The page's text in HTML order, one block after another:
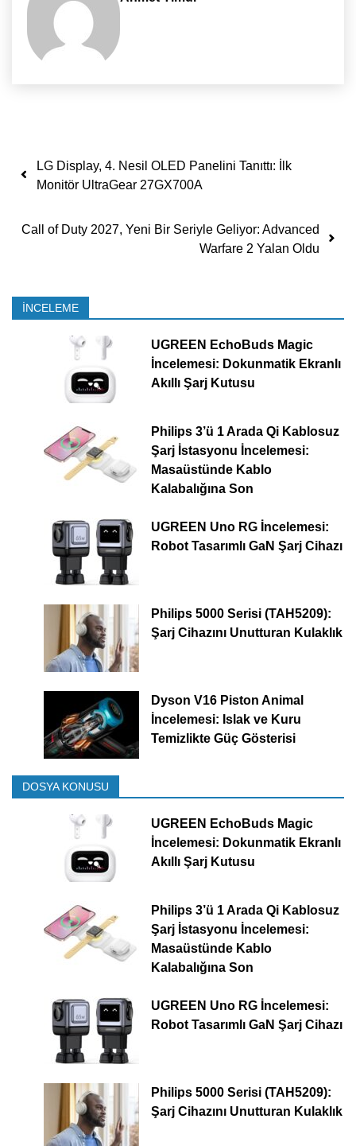
Yazı dolaşımı
LG Display, 4. Nesil OLED Panelini Tanıttı: İlk
Monitör UltraGear 27GX700A
Call of Duty 2027, Yeni Bir Seriyle Geliyor: Advanced
Warfare 2 Yalan Oldu
İNCELEME
UGREEN EchoBuds Magic
İncelemesi: Dokunmatik Ekranlı
Akıllı Şarj Kutusu
Philips 3’ü 1 Arada Qi Kablosuz
Şarj İstasyonu İncelemesi:
Masaüstünde Kablo
Kalabalığına Son
UGREEN Uno RG İncelemesi:
Robot Tasarımlı GaN Şarj Cihazı
Philips 5000 Serisi (TAH5209):
Şarj Cihazını Unutturan Kulaklık
Dyson V16 Piston Animal
İncelemesi: Islak ve Kuru
Temizlikte Güç Gösterisi
DOSYA KONUSU
UGREEN EchoBuds Magic
İncelemesi: Dokunmatik Ekranlı
Akıllı Şarj Kutusu
Philips 3’ü 1 Arada Qi Kablosuz
Şarj İstasyonu İncelemesi:
Masaüstünde Kablo
Kalabalığına Son
UGREEN Uno RG İncelemesi:
Robot Tasarımlı GaN Şarj Cihazı
Philips 5000 Serisi (TAH5209):
Şarj Cihazını Unutturan Kulaklık